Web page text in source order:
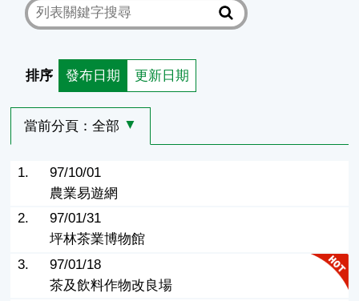
排序 發布日期 更新日期
當前分頁：全部 選擇其他分頁
1.
97/10/01
農業易遊網
2.
97/01/31
坪林茶業博物館
3.
97/01/18
茶及飲料作物改良場